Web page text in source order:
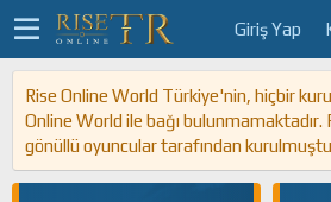
Giriş Yap
Rise Online World Türkiye'nin, hiçbir
Online World ile bağı bulunmamaktadır.
gönüllü oyuncular tarafından